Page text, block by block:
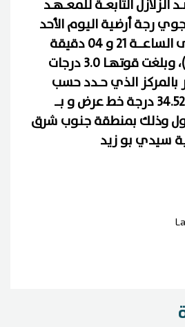
التابعـة للمعـهـد
رجة أرضية اليوم الأحد
09 اوت 2026، علـى الساعــة 21 و 04 دقيقة
(بالتوقيت المحلي)، وبلغت قوتهـا 3.0 درجات
بالمركز الذي حـدد حسب
التحاليل الأولية بــ 34.52 درجة خط عرض و بــ
طـول وذلك بمنطقة جنوب شرق
سيدي بو زيد